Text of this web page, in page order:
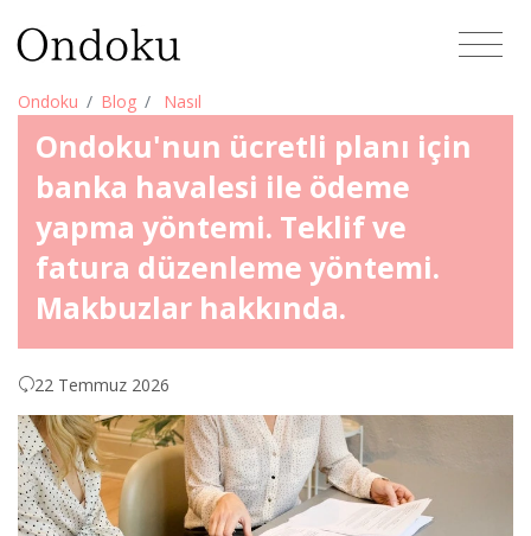
Ondoku Blog Nasıl
Ondoku'nun ücretli planı için
banka havalesi ile ödeme
yapma yöntemi. Teklif ve
fatura düzenleme yöntemi.
Makbuzlar hakkında.
22 Temmuz 2026